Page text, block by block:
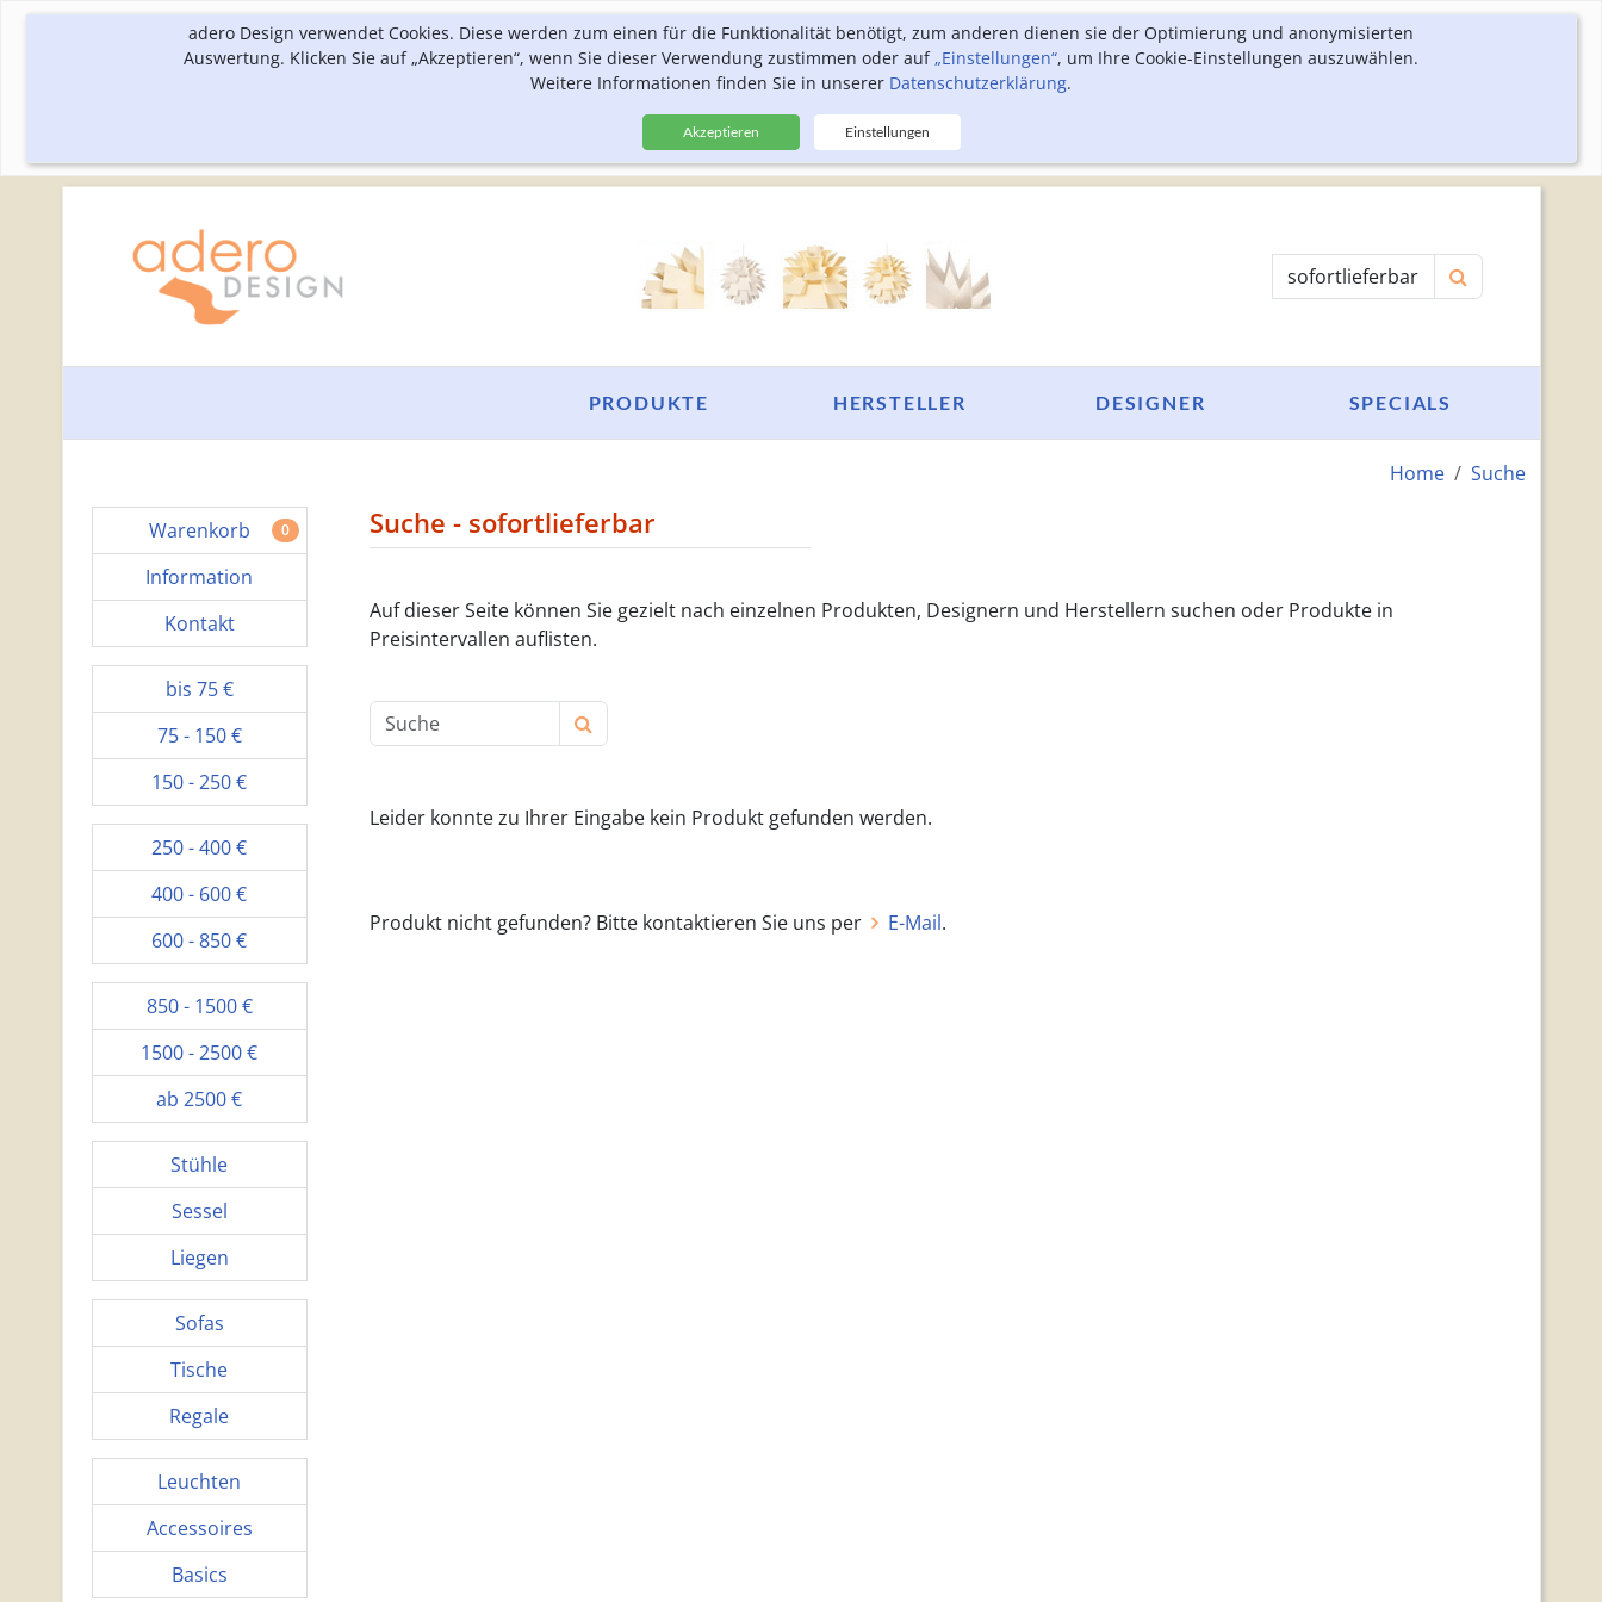
adero Design verwendet Cookies. Diese werden zum einen für die Funktionalität benötigt, zum anderen dienen sie der Optimierung und anonymisierten
Auswertung. Klicken Sie auf „Akzeptieren“, wenn Sie dieser Verwendung zustimmen oder auf„Einstellungen“, um Ihre Cookie-Einstellungen auszuwählen.
Weitere Informationen finden Sie in unserer Datenschutzerklärung.
Akzeptieren Einstellungen
Produktsuche
SPECIALS
DESIGNER
HERSTELLER
PRODUKTE
Home Suche
Warenkorb 0
Information
Kontakt
bis 75 €
75 - 150 €
150 - 250 €
250 - 400 €
400 - 600 €
600 - 850 €
850 - 1500 €
1500 - 2500 €
ab 2500 €
Stühle
Sessel
Liegen
Sofas
Tische
Regale
Leuchten
Accessoires
Basics
Suche - sofortlieferbar
Auf dieser Seite können Sie gezielt nach einzelnen Produkten, Designern und Herstellern suchen oder Produkte in
Preisintervallen auflisten.
Produktsuche
Leider konnte zu Ihrer Eingabe kein Produkt gefunden werden.
Produkt nicht gefunden? Bitte kontaktieren Sie uns per E-Mail.